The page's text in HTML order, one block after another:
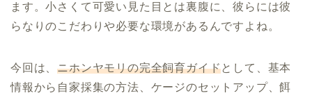
ます。小さくて可愛い見た目とは裏腹に、彼らには彼
らなりのこだわりや必要な環境があるんですよね。
今回は、ニホンヤモリの完全飼育ガイドとして、基本
情報から自家採集の方法、ケージのセットアップ、餌